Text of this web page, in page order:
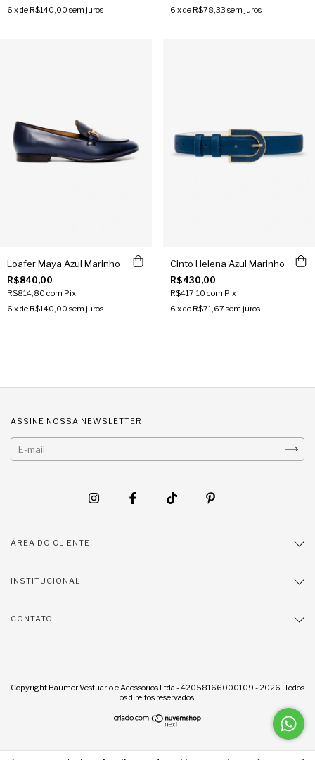
6 x de R$140,00 sem juros
6 x de R$78,33 sem juros
Loafer Maya Azul Marinho
R$840,00
R$814,80 com Pix
6 x de R$140,00 sem juros
Cinto Helena Azul Marinho
R$430,00
R$417,10 com Pix
6 x de R$71,67 sem juros
ASSINE NOSSA NEWSLETTER
ÁREA DO CLIENTE
INSTITUCIONAL
CONTATO
Copyright Baumer Vestuario e Acessorios Ltda - 42058166000109 - 2026. Todos
os direitos reservados.